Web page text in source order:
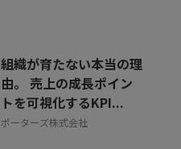
組織が育たない本当の理
由。 売上の成長ポイン
トを可視化するKPI...
ポーターズ株式会社